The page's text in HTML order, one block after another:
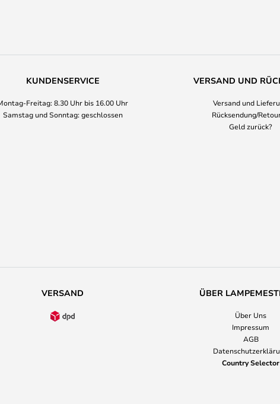
KUNDENSERVICE
Freitag: 8.30 Uhr bis 16.00 Uhr
Samstag und Sonntag: geschlossen
VERSAND UND
Versand und
Rücksendung/
Geld zurück?
VERSAND ÜBER
Über Uns
Impressum
AGB
Country Selector